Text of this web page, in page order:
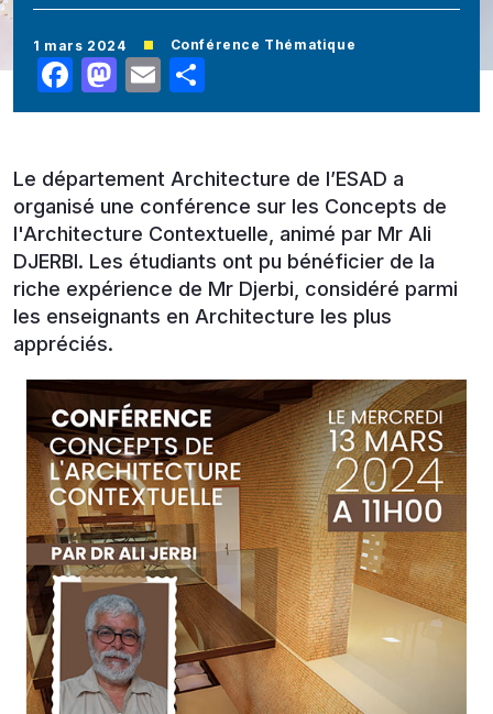
1 mars 2024 Conférence Thématique
Facebook
Mastodon
Email
Le département Architecture de l’ESAD a
organisé une conférence sur les Concepts de
l'Architecture Contextuelle, animé par Mr Ali
DJERBI. Les étudiants ont pu bénéficier de la
riche expérience de Mr Djerbi, considéré parmi
les enseignants en Architecture les plus
appréciés.